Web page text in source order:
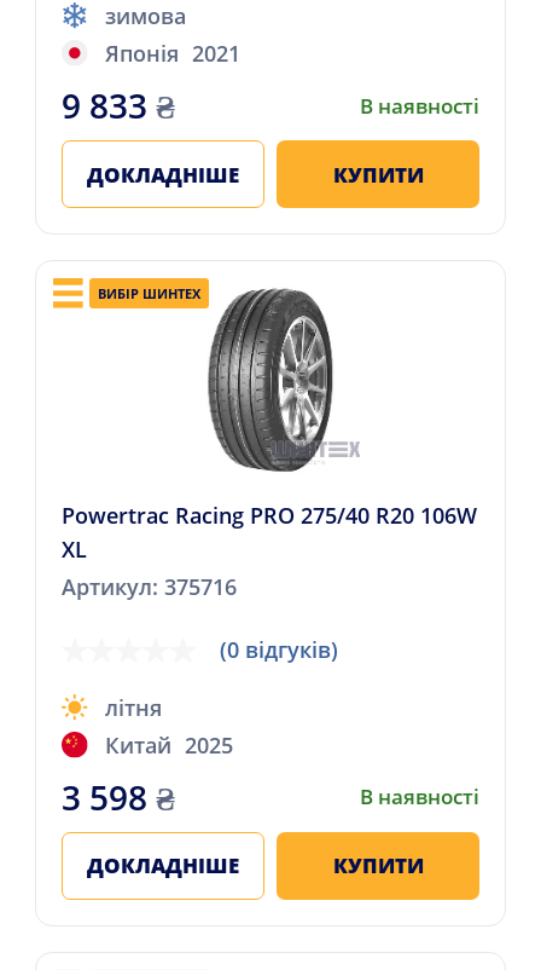
зимова
Японія 2021
9 833 ₴ В наявності
ДОКЛАДНІШЕ КУПИТИ
ВИБІР ШИНТЕХ
Powertrac Racing PRO 275/40 R20 106W
XL
Артикул: 375716
(0 відгуків)
літня
Китай 2025
3 598 ₴ В наявності
ДОКЛАДНІШЕ КУПИТИ